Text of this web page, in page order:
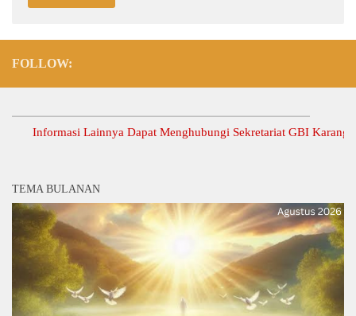
FOLLOW:
Informasi Lainnya Dapat Menghubungi Sekretariat GBI Karang Anyar.
TEMA BULANAN